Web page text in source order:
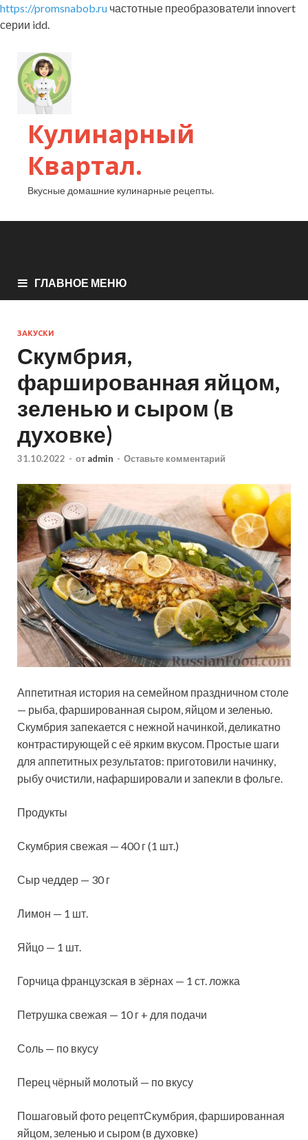
https://promsnabob.ru частотные преобразователи innovert
серии idd.
Кулинарный
Квартал.
Вкусные домашние кулинарные рецепты.
ГЛАВНОЕ МЕНЮ
ЗАКУСКИ
Скумбрия,
фаршированная яйцом,
зеленью и сыром (в
духовке)
31.10.2022 - от admin - Оставьте комментарий
Аппетитная история на семейном праздничном столе
— рыба, фаршированная сыром, яйцом и зеленью.
Скумбрия запекается с нежной начинкой, деликатно
контрастирующей с её ярким вкусом. Простые шаги
для аппетитных результатов: приготовили начинку,
рыбу очистили, нафаршировали и запекли в фольге.
Продукты
Скумбрия свежая — 400 г (1 шт.)
Сыр чеддер — 30 г
Лимон — 1 шт.
Яйцо — 1 шт.
Горчица французская в зёрнах — 1 ст. ложка
Петрушка свежая — 10 г + для подачи
Соль — по вкусу
Перец чёрный молотый — по вкусу
Пошаговый фото рецептСкумбрия, фаршированная
яйцом, зеленью и сыром (в духовке)